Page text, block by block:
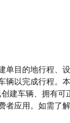
单目的地行程、
辆以完成行程。
建车辆、拥有可
者应用。如需了